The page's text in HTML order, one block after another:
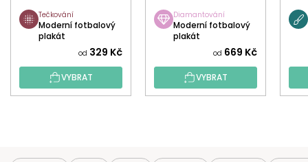
Tečkování
Moderní fotbalový
plakát
od 329 Kč
VYBRAT
Diamantování
Moderní fotbalový
plakát
od 669 Kč
VYBRAT